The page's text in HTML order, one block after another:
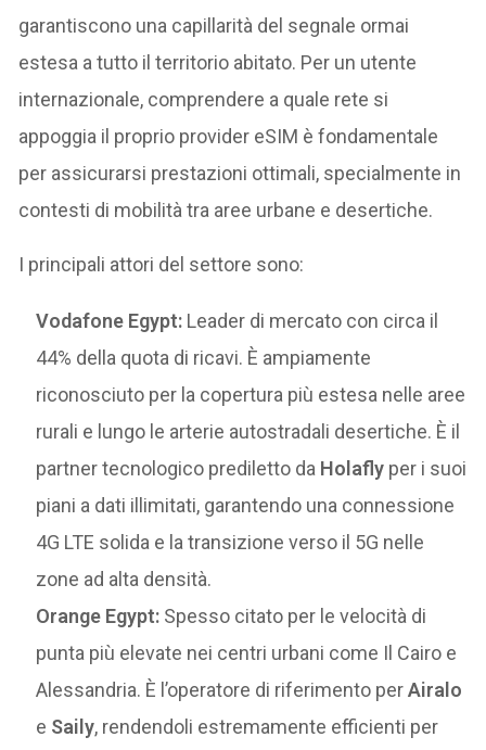
garantiscono una capillarità del segnale ormai
estesa a tutto il territorio abitato. Per un utente
internazionale, comprendere a quale rete si
appoggia il proprio provider eSIM è fondamentale
per assicurarsi prestazioni ottimali, specialmente in
contesti di mobilità tra aree urbane e desertiche.
I principali attori del settore sono:
Vodafone Egypt: Leader di mercato con circa il
44% della quota di ricavi. È ampiamente
riconosciuto per la copertura più estesa nelle aree
rurali e lungo le arterie autostradali desertiche. È il
partner tecnologico prediletto da Holafly per i suoi
piani a dati illimitati, garantendo una connessione
4G LTE solida e la transizione verso il 5G nelle
zone ad alta densità.
Orange Egypt: Spesso citato per le velocità di
punta più elevate nei centri urbani come Il Cairo e
Alessandria. È l’operatore di riferimento perAiralo
e Saily, rendendoli estremamente efficienti per